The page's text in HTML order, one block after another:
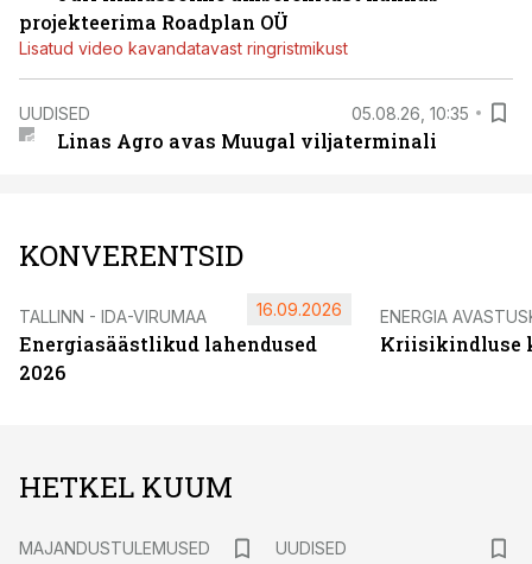
projekteerima Roadplan OÜ
Lisatud video kavandatavast ringristmikust
UUDISED 05.08.26, 10:35
Linas Agro avas Muugal viljaterminali
KONVERENTSID
TALLINN - IDA-VIRUMAA
Energiasäästlikud lahendused
2026
16.09.2026 ENERGIA
Kriisikindluse
HETKEL KUUM
MAJANDUSTULEMUSED
UUDISED